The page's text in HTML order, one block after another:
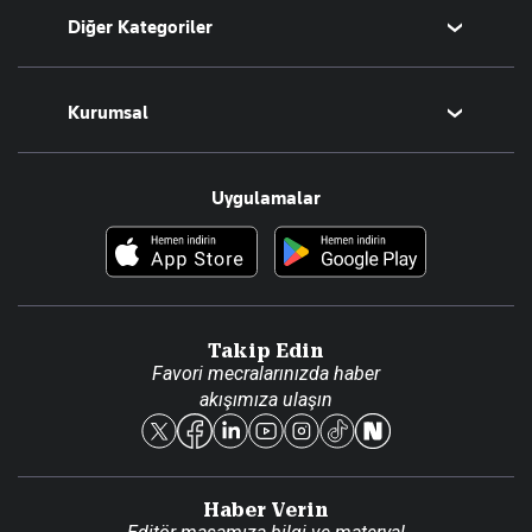
Tüm Yazarlar
Diğer Kategoriler
Magazin
Teknoloji
Resmî Ilanlar
Foto Haber
Kurumsal
Hakkımızda
Künye
Reklam Ver
Uygulamalar
Takip Edin
Favori mecralarınızda haber
akışımıza ulaşın
Haber Verin